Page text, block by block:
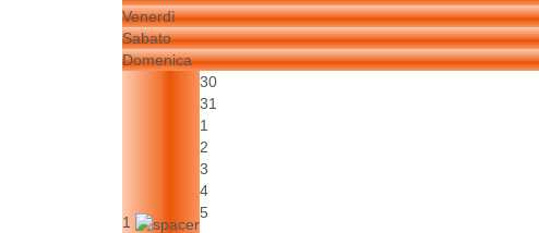
Venerdì
Sabato
Domenica
1
30
31
1
2
3
4
5